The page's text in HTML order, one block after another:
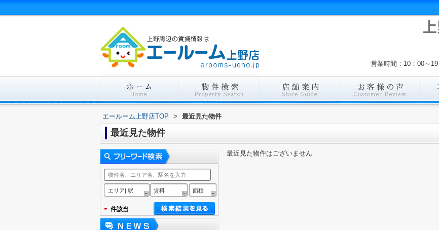
営業時間：10：00～
エールーム上野店TOP > 最近見た物件
最近見た物件
最近見た物件はございません
エリア| 駅 賃料 面積
- 件該当